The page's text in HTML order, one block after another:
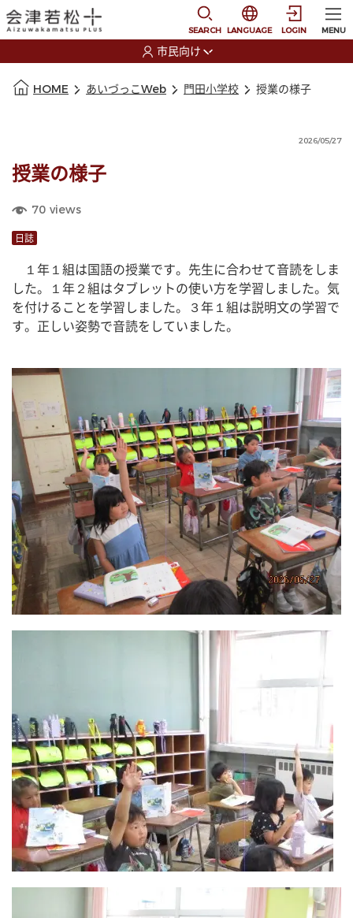
SEARCH
選択すると言語の切
LANGUAGE LOGIN MENU
市民向け
HOME あいづっこWeb 門田小学校 授業の様子
2026/05/27
授業の様子
70 views
日誌
１年１組は国語の授業です。先生に合わせて音読をしま
した。１年２組はタブレットの使い方を学習しました。気
を付けることを学習しました。３年１組は説明文の学習で
す。正しい姿勢で音読をしていました。